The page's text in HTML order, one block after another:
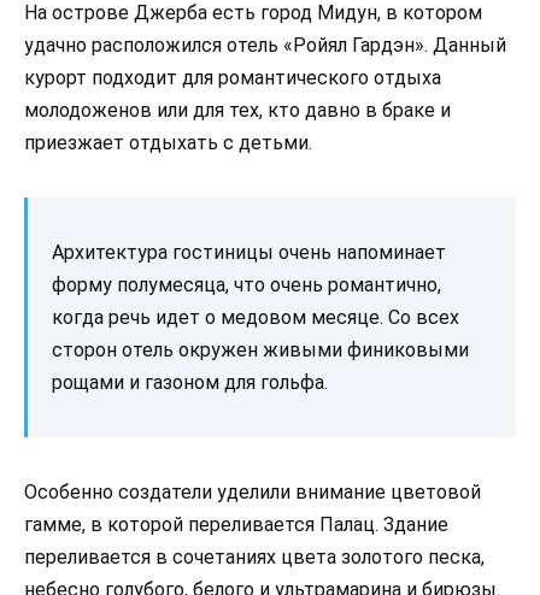
На острове Джерба есть город Мидун, в котором
удачно расположился отель «Ройял Гардэн». Данный
курорт подходит для романтического отдыха
молодоженов или для тех, кто давно в браке и
приезжает отдыхать с детьми.
Архитектура гостиницы очень напоминает
форму полумесяца, что очень романтично,
когда речь идет о медовом месяце. Со всех
сторон отель окружен живыми финиковыми
рощами и газоном для гольфа.
Особенно создатели уделили внимание цветовой
гамме, в которой переливается Палац. Здание
переливается в сочетаниях цвета золотого песка,
небесно голубого, белого и ультрамарина и бирюзы.